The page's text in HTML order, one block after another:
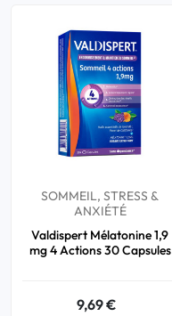
SOMMEIL, STRESS &
ANXIÉTÉ
Valdispert Mélatonine 1,9
mg 4 Actions 30 Capsules
9,69 €